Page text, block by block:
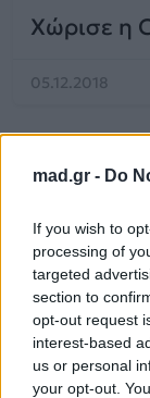
mad.gr - Do
If you wish to
processing of
targeted
section to
opt-out request
interest-based
us or personal
your opt-out.
Χώρισε η
05.12.2018